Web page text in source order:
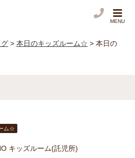
MENU
> 本日のキッズルーム☆ > 本日の
ム☆
キッズルーム(託児所)